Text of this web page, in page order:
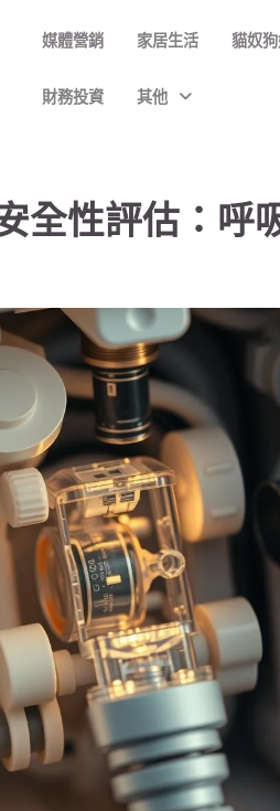
媒體營銷 家居生活 貓奴
財務投資 其他
全性評估：呼